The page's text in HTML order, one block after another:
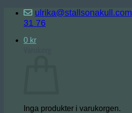
Skip
content
ulrika@stallsonakull.com
31 76
0 kr
Inga produkter i varukorgen.